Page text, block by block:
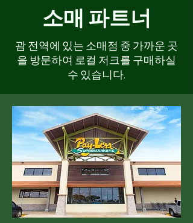
소매 파트너
​괌 전역에 있는 소매점 중 가까운 곳
을 방문하여 로컬 저크를 구매하실
수 있습니다.